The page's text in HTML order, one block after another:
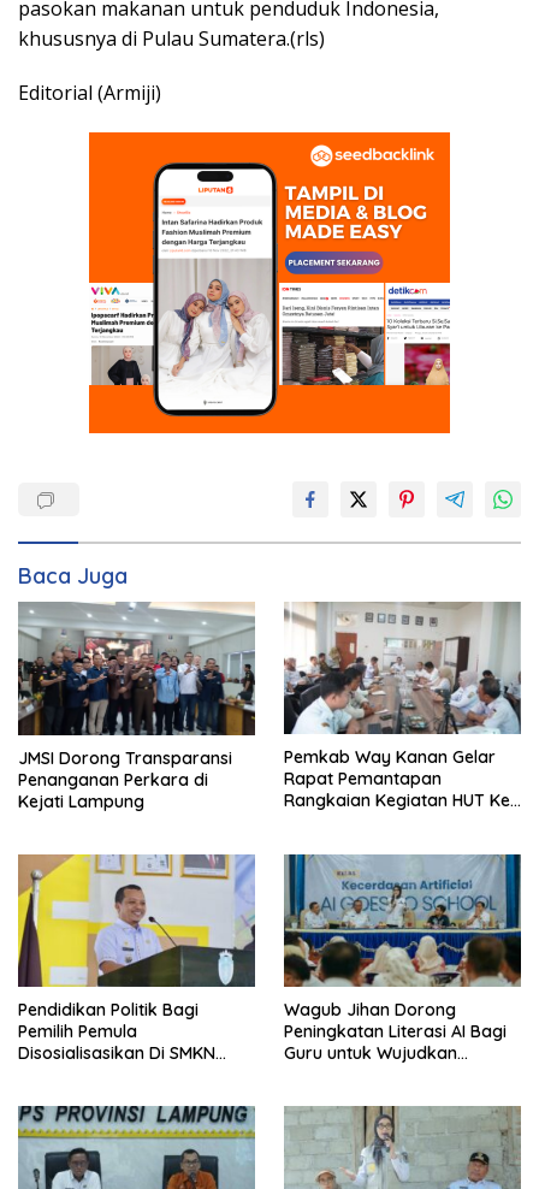
pasokan makanan untuk penduduk Indonesia,
khususnya di Pulau Sumatera.(rls)
Editorial (Armiji)
Baca Juga
JMSI Dorong Transparansi
Penanganan Perkara di
Kejati Lampung
Pemkab Way Kanan Gelar
Rapat Pemantapan
Rangkaian Kegiatan HUT Ke-
Pendidikan Politik Bagi
Pemilih Pemula
Disosialisasikan Di SMKN
Wagub Jihan Dorong
Peningkatan Literasi AI Bagi
Guru untuk Wujudkan